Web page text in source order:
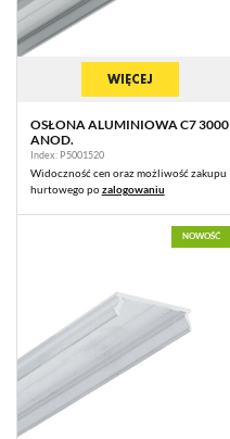
WIĘCEJ
OSŁONA ALUMINIOWA C7 3000
ANOD.
Index: P5001520
Widoczność cen oraz możliwość zakupu
hurtowego pozalogowaniu
NOWOŚĆ